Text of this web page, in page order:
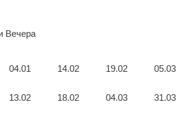
Вечера
04.01
13.02
14.02
18.02
19.02
04.03
05.03
31.03